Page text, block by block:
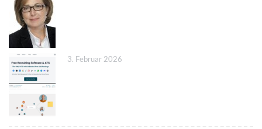
3. Februar 2026